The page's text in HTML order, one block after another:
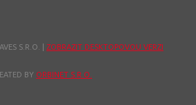
S.R.O. ZOBRAZIT DESKTOPOVOU VERZI
BY ORBINET S.R.O.